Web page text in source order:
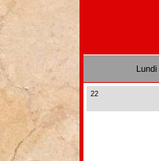
Lundi
22